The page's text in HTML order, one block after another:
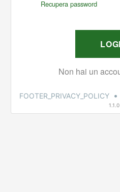
FOOTER_PRIVACY_POLICY •
1.1.0